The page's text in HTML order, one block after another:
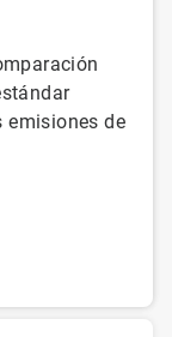
emisiones de